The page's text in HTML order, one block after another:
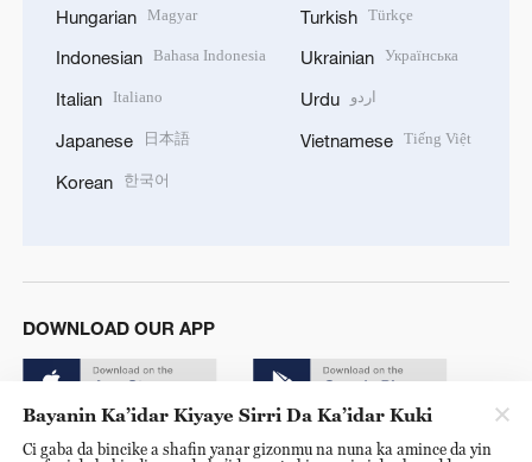
Hungarian Magyar
Indonesian Bahasa Indonesia
Italian Italiano
Japanese 日本語
Korean 한국어
Turkish Türkçe
Ukrainian Українська
Urdu اردو
Vietnamese Tiếng Việt
DOWNLOAD OUR APP
Bayanin Ka’idar Kiyaye Sirri Da Ka’idar Kuki
Ci gaba da bincike a shafin yanar gizonmu na nuna ka amince da yin